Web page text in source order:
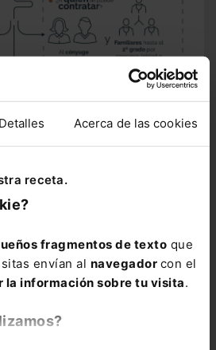
Detalles Acerca de las cookies
receta.
fragmentos de texto que
envían al navegador con el
la información sobre tu visita.